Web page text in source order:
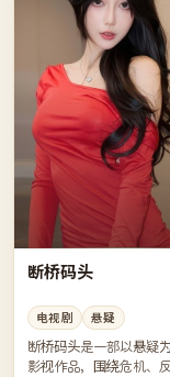
断桥码头
电视剧 悬疑
断桥码头是一部以悬疑
影视作品，围绕危机、